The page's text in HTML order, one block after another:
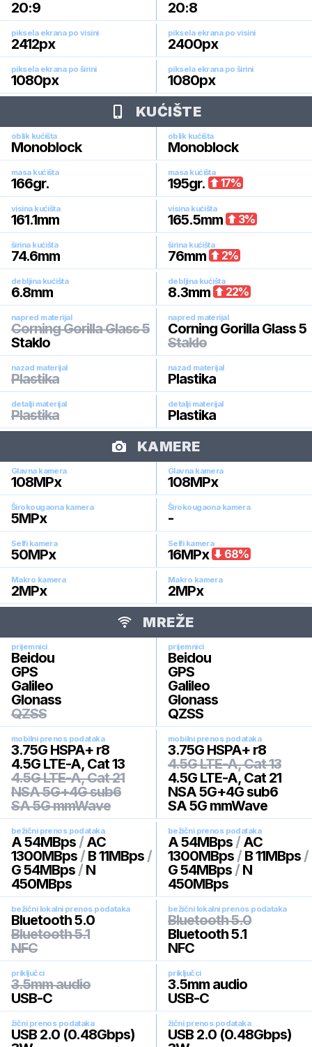
20:9 20:8
piksela ekrana po visini
2412px
piksela ekrana po visini
2400px
piksela ekrana po širini
1080px
piksela ekrana po širini
1080px
KUĆIŠTE
oblik kućišta
Monoblock
oblik kućišta
Monoblock
masa kućišta
166gr.
masa kućišta
195gr. 17%
visina kućišta
161.1mm
visina kućišta
165.5mm 3%
širina kućišta
74.6mm
širina kućišta
76mm 2%
debljina kućišta
6.8mm
debljina kućišta
8.3mm 22%
napred materijal
Corning Gorilla Glass 5
Staklo
napred materijal
Corning Gorilla Glass 5
Staklo
nazad materijal
Plastika
nazad materijal
Plastika
detalji materijal
Plastika
detalji materijal
Plastika
KAMERE
Glavna kamera
108MPx
Glavna kamera
108MPx
Širokougaona kamera
5MPx
Širokougaona kamera
-
Selfi kamera
50MPx
Selfi kamera
16MPx 68%
Makro kamera
2MPx
Makro kamera
2MPx
MREŽE
prijemnici
Beidou
GPS
Galileo
Glonass
QZSS
prijemnici
Beidou
GPS
Galileo
Glonass
QZSS
mobilni prenos podataka
3.75G HSPA+ r8
4.5G LTE-A, Cat 13
4.5G LTE-A, Cat 21
NSA 5G+4G sub6
SA 5G mmWave
mobilni prenos podataka
3.75G HSPA+ r8
4.5G LTE-A, Cat 13
4.5G LTE-A, Cat 21
NSA 5G+4G sub6
SA 5G mmWave
bežični prenos podataka
A 54MBps / AC
1300MBps / B 11MBps /
G 54MBps / N
450MBps
bežični prenos podataka
A 54MBps / AC
1300MBps / B 11MBps /
G 54MBps / N
450MBps
bežični lokalni prenos podataka
Bluetooth 5.0
Bluetooth 5.1
NFC
bežični lokalni prenos podataka
Bluetooth 5.0
Bluetooth 5.1
NFC
priključci
3.5mm audio
USB-C
priključci
3.5mm audio
USB-C
žični prenos podataka
USB 2.0 (0.48Gbps)
žični prenos podataka
USB 2.0 (0.48Gbps)